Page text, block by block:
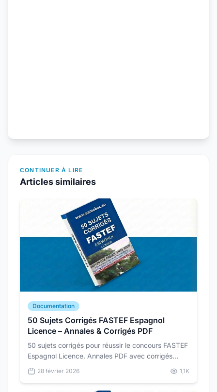
CONTINUER À LIRE
Articles similaires
Documentation
50 Sujets Corrigés FASTEF Espagnol
Licence – Annales & Corrigés PDF
50 sujets corrigés pour réussir le concours FASTEF
Espagnol Licence. Annales PDF avec corrigés
détaillés pour vous préparer dans les conditions
réelles du concours.
28 février 2026 1,1K